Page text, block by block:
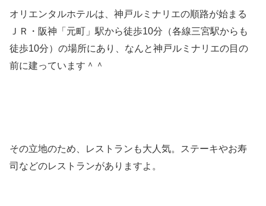
オリエンタルホテルは、神戸ルミナリエの順路が始まる
ＪＲ・阪神「元町」駅から徒歩10分（各線三宮駅からも
徒歩10分）の場所にあり、なんと神戸ルミナリエの目の
前に建っています＾＾
その立地のため、レストランも大人気。ステーキやお寿
司などのレストランがありますよ。